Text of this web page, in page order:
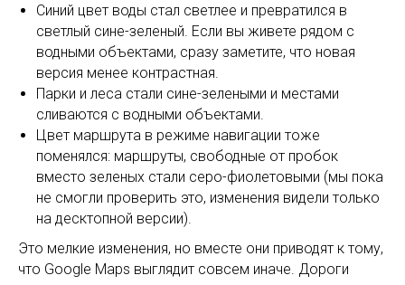
Синий цвет воды стал светлее и превратился в
светлый сине-зеленый. Если вы живете рядом с
водными объектами, сразу заметите, что новая
версия менее контрастная.
Парки и леса стали сине-зелеными и местами
сливаются с водными объектами.
Цвет маршрута в режиме навигации тоже
поменялся: маршруты, свободные от пробок
вместо зеленых стали серо-фиолетовыми (мы пока
не смогли проверить это, изменения видели только
на десктопной версии).
Это мелкие изменения, но вместе они приводят к тому,
что Google Maps выглядит совсем иначе. Дороги